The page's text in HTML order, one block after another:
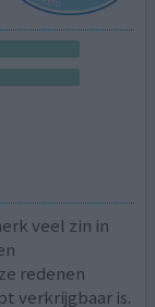
veel zin in
redenen
verkrijgbaar is.